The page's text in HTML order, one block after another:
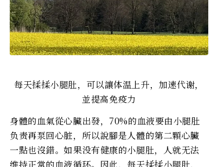
每天揉揉小腿肚，可以讓体温上升，加速代谢，
並提高免疫力
身體的血氣從心臟出發，70%的血液要由小腿肚
负责再泵回心脏，所以說腳是人體的第二顆心臟
一點也沒錯。如果没有健康的小腿肚，人就无法
维持正常的血液循环。因此，每天揉揉小腿肚，